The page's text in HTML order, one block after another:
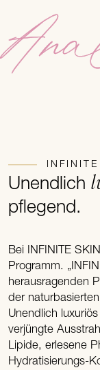
Unendlich
pflegend.
Bei INFINITE
Programm.
herausragenden
der
Unendlich
verjüngte
Lipide, erlesene
Hydratisierungs-